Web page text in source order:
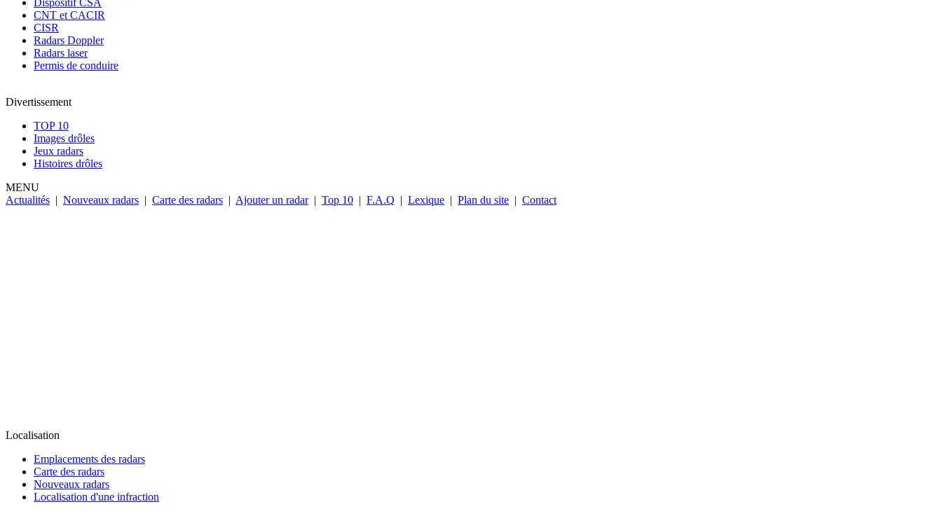
Dispositif CSA
CNT et CACIR
CISR
Radars Doppler
Radars laser
Permis de conduire
Divertissement
TOP 10
Images drôles
Jeux radars
Histoires drôles
MENU
Actualités | Nouveaux radars | Carte des radars | Ajouter un radar | Top 10 | F.A.Q | Lexique | Plan du site | Contact
Localisation
Emplacements des radars
Carte des radars
Nouveaux radars
Localisation d'une infraction